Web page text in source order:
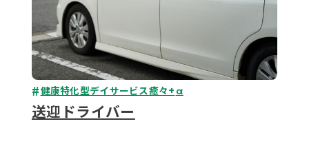
健康特化型デイサービス癒々+α
送迎ドライバー